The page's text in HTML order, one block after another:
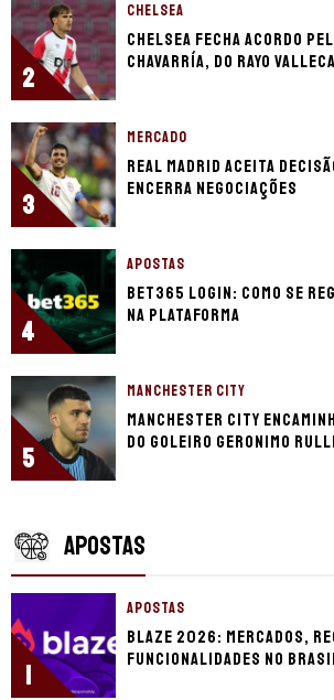
2
CHELSEA
Chelsea fecha acordo
Chavarría, do Rayo
3
MERCADO
Real Madrid aceita
encerra negociações
4
APOSTAS
bet365 login: como se
na plataforma
5
MANCHESTER CITY
Manchester City
do goleiro Geronimo Rulli
APOSTAS
1
APOSTAS
Blaze 2026: mercados,
funcionalidades no